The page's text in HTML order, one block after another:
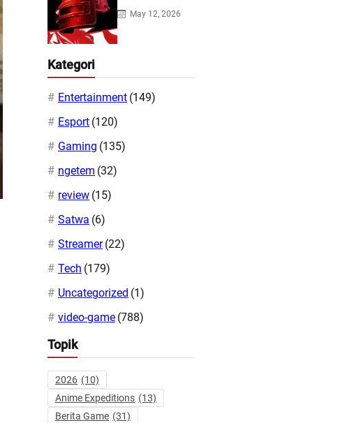
Main Event PMIO
2026
May 12, 2026
Kategori
Entertainment (149)
Esport (120)
Gaming (135)
ngetem (32)
review (15)
Satwa (6)
Streamer (22)
Tech (179)
Uncategorized (1)
video-game (788)
Topik
2026 (10)
Anime Expeditions (13)
Berita Game (31)